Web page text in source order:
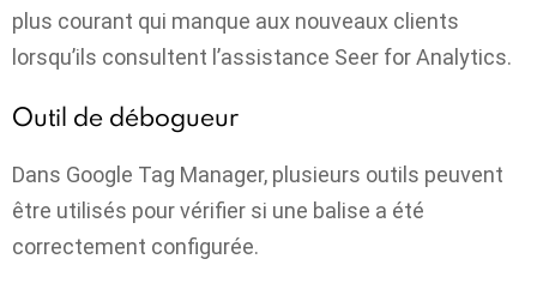
plus courant qui manque aux nouveaux clients
lorsqu’ils consultent l’assistance Seer for Analytics.
Outil de débogueur
Dans Google Tag Manager, plusieurs outils peuvent
être utilisés pour vérifier si une balise a été
correctement configurée.